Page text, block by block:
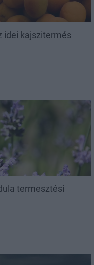
idei kajszitermés
termesztési